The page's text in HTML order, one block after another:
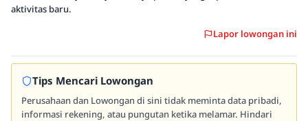
aktivitas baru.
Lapor lowongan ini
Tips Mencari Lowongan
Perusahaan dan Lowongan di sini tidak meminta data pribadi,
informasi rekening, atau pungutan ketika melamar. Hindari